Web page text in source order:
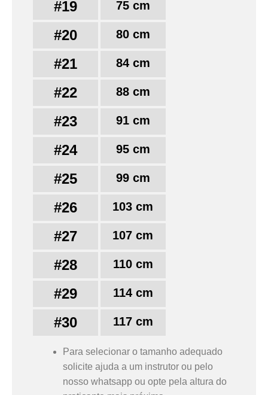
#19 75 cm
#20 80 cm
#21 84 cm
#22 88 cm
#23 91 cm
#24 95 cm
#25 99 cm
#26 103 cm
#27 107 cm
#28 110 cm
#29 114 cm
#30 117 cm
Para selecionar o tamanho adequado
solicite ajuda a um instrutor ou pelo
nosso whatsapp ou opte pela altura do